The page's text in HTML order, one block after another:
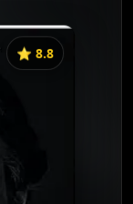
⭐️ 8.8